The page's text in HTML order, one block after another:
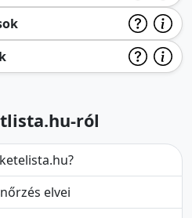
ról
elvei